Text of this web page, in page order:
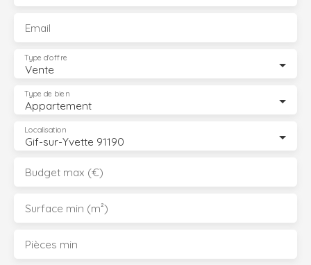
Email
Vente
Type d'offre
Appartement
Type de bien
Gif-sur-Yvette 91190
Localisation
Budget max (€)
Surface min (m²)
Pièces min